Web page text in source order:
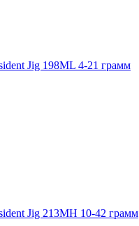
Jig 198ML 4-21 грамм
Jig 213MH 10-42 грамм